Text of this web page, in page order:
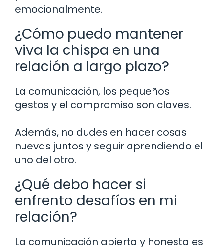
emocionalmente.
¿Cómo puedo mantener
viva la chispa en una
relación a largo plazo?
La comunicación, los pequeños
gestos y el compromiso son claves.
Además, no dudes en hacer cosas
nuevas juntos y seguir aprendiendo el
uno del otro.
¿Qué debo hacer si
enfrento desafíos en mi
relación?
La comunicación abierta y honesta es